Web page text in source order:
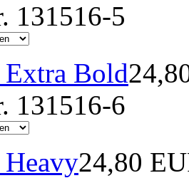
131516-5
Bold
131516-6
24,80